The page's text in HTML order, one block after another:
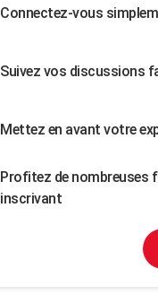
Connectez-vous
Suivez vos discussions
Mettez en avant votre
Profitez de nombreuses
inscrivant